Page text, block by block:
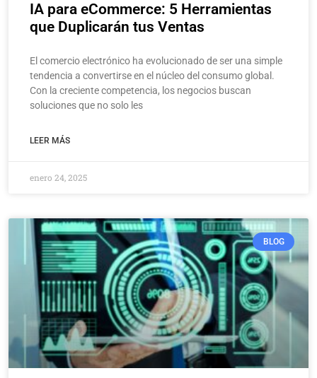
IA para eCommerce: 5 Herramientas
que Duplicarán tus Ventas
El comercio electrónico ha evolucionado de ser una simple
tendencia a convertirse en el núcleo del consumo global.
Con la creciente competencia, los negocios buscan
soluciones que no solo les
LEER MÁS
enero 24, 2025
BLOG